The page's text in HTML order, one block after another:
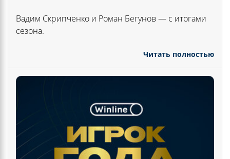
Вадим Скрипченко и Роман Бегунов — с итогами
сезона.
Читать полностью